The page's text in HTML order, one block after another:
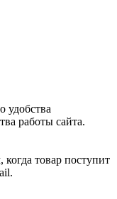
удобства
работы сайта.
товар поступит